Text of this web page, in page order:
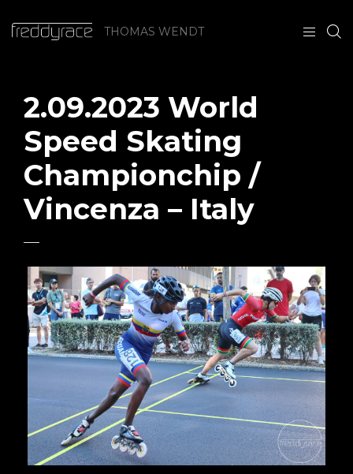
THOMAS WENDT
2.09.2023 World
Speed Skating
Championchip /
Vincenza – Italy